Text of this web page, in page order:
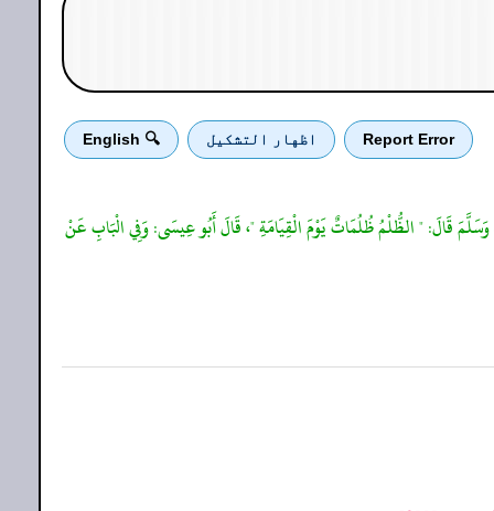
Report Error اظهار التشكيل 🔍 English
وَسَلَّمَ قَالَ: " الظُّلْمُ ظُلُمَاتٌ يَوْمَ الْقِيَامَةِ "، قَالَ أَبُو عِيسَى: وَفِي الْبَابِ عَنْ